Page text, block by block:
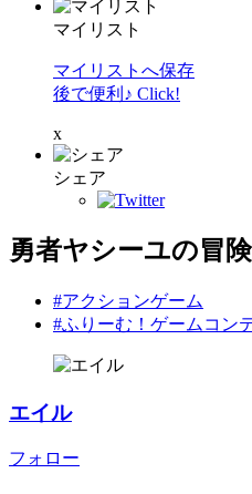
マイリスト
マイリストへ保存
後で便利♪ Click!
x
シェア
勇者ヤシーユの冒険
#アクションゲーム
#ふりーむ！ゲームコン
エイル
フォロー